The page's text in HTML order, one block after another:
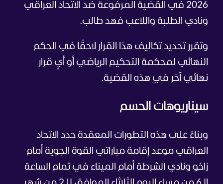
2026 في القضية المرفوعة ضد الاتحاد العراقي
ونادي الطلبة واللاعب فهد طالب.
وتقرر تحديد تكاليف هذا القرار لاحقًا في الحكم
النهائي لمحكمة التحكيم الرياضي أو أيٍ قرار
نهائي آخر في هذه القضية.
سيناريوهات الحسم
وبناءً على هذه التطورات المعقدة حدد الاتحاد
العراقي موعد إقامة مباراتي القوة الجوية أمام
زاخو ونادي الشرطة أمام الميناء في تمام الساعة